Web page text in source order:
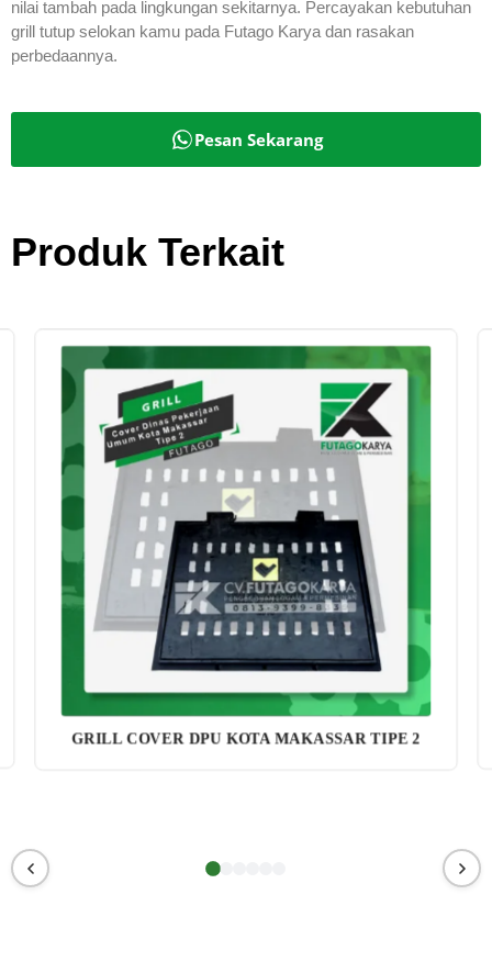
nilai tambah pada lingkungan sekitarnya. Percayakan kebutuhan
grill tutup selokan kamu pada Futago Karya dan rasakan
perbedaannya.
Pesan Sekarang
Produk Terkait
GRILL COVER DPU KOTA MAKASSAR TIPE 2